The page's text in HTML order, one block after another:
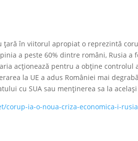
țară în viitorul apropiat o reprezintă
a peste 60% dintre români, Rusia a
acționează pentru a obţine controlul
la UE a adus României mai
cu SUA sau menținerea sa la același
corup-ia-o-noua-criza-economica-i-